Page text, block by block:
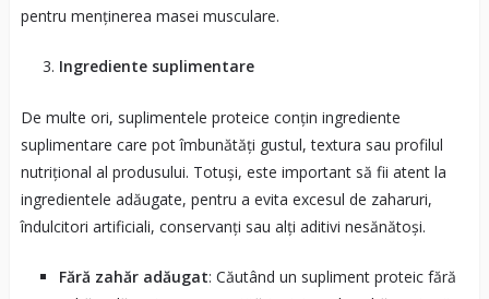
pentru menținerea masei musculare.
Ingrediente suplimentare
De multe ori, suplimentele proteice conțin ingrediente
suplimentare care pot îmbunătăți gustul, textura sau profilul
nutrițional al produsului. Totuși, este important să fii atent la
ingredientele adăugate, pentru a evita excesul de zaharuri,
îndulcitori artificiali, conservanți sau alți aditivi nesănătoși.
Fără zahăr adăugat: Căutând un supliment proteic fără